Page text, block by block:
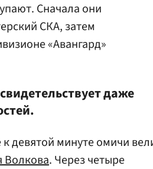
Сначала они
СКА, затем
«Авангард»
даже
девятой минуте омичи
Волкова. Через четыре